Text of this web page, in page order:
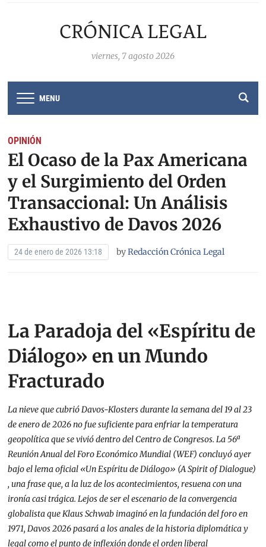
CRÓNICA LEGAL
viernes, 7 agosto 2026
MENU
OPINIÓN
El Ocaso de la Pax Americana
y el Surgimiento del Orden
Transaccional: Un Análisis
Exhaustivo de Davos 2026
24 de enero de 2026 13:18 byRedacción Crónica Legal
La Paradoja del «Espíritu de
Diálogo» en un Mundo
Fracturado
La nieve que cubrió Davos-Klosters durante la semana del 19 al 23
de enero de 2026 no fue suficiente para enfriar la temperatura
geopolítica que se vivió dentro del Centro de Congresos. La 56ª
Reunión Anual del Foro Económico Mundial (WEF) concluyó ayer
bajo el lema oficial «Un Espíritu de Diálogo» (A Spirit of Dialogue)
, una frase que, a la luz de los acontecimientos, resuena con una
ironía casi trágica. Lejos de ser el escenario de la convergencia
globalista que Klaus Schwab imaginó en la fundación del foro en
1971, Davos 2026 pasará a los anales de la historia diplomática y
legal como el punto de inflexión donde el orden liberal